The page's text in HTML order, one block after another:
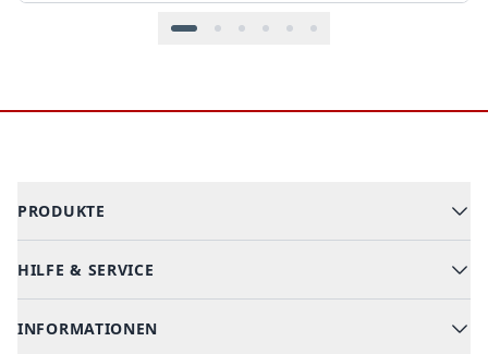
PRODUKTE
Alle Kategorien
HILFE & SERVICE
Hilfe & FAQ
INFORMATIONEN